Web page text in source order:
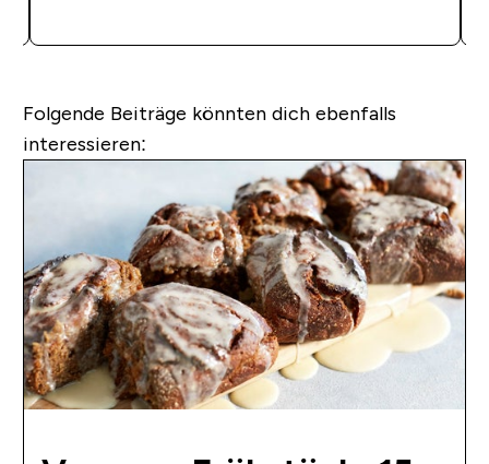
Folgende Beiträge könnten dich ebenfalls
interessieren: